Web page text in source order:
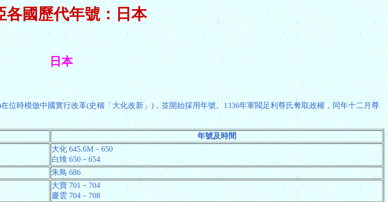
各國歷代年號：日本
日本
位時模倣中國實行改革(史稱「大化改新」)，並開始採用年號。1336年軍閥足利尊氏奪取政權，同年十二月尊
年號及時間
大化 645.6M－650
白雉 650－654
朱鳥 686
大寶 701－704
慶雲 704－708